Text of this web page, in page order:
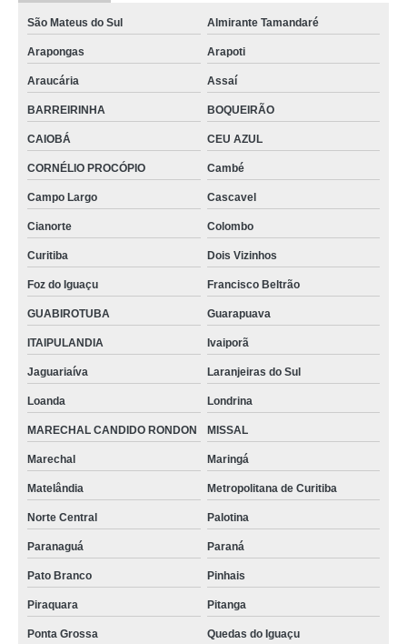
São Mateus do Sul Almirante Tamandaré
Arapongas Arapoti
Araucária Assaí
BARREIRINHA BOQUEIRÃO
CAIOBÁ CEU AZUL
CORNÉLIO PROCÓPIO Cambé
Campo Largo Cascavel
Cianorte Colombo
Curitiba Dois Vizinhos
Foz do Iguaçu Francisco Beltrão
GUABIROTUBA Guarapuava
ITAIPULANDIA Ivaiporã
Jaguariaíva Laranjeiras do Sul
Loanda Londrina
MARECHAL CANDIDO RONDON MISSAL
Marechal Maringá
Matelândia Metropolitana de Curitiba
Norte Central Palotina
Paranaguá Paraná
Pato Branco Pinhais
Piraquara Pitanga
Ponta Grossa Quedas do Iguaçu